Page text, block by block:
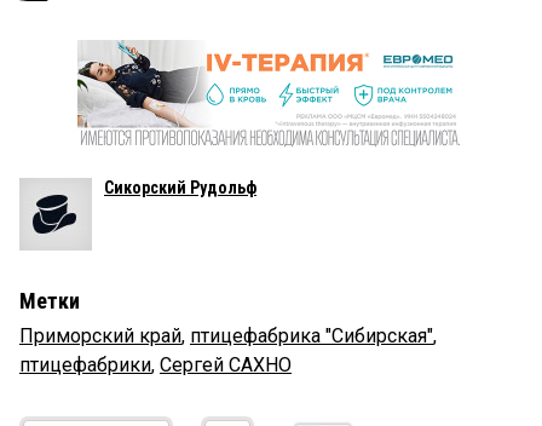
Сикорский Рудольф
Метки
Приморский край, птицефабрика "Сибирская",
птицефабрики, Сергей САХНО